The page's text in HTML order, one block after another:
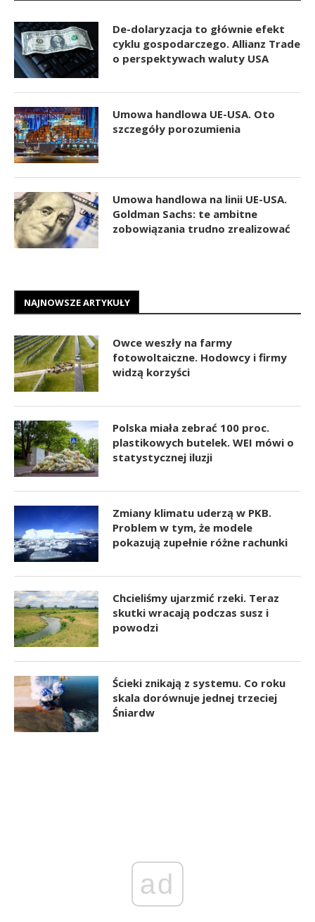
De-dolaryzacja to głównie efekt
cyklu gospodarczego. Allianz Trade
o perspektywach waluty USA
Umowa handlowa UE-USA. Oto
szczegóły porozumienia
Umowa handlowa na linii UE-USA.
Goldman Sachs: te ambitne
zobowiązania trudno zrealizować
NAJNOWSZE ARTYKUŁY
Owce weszły na farmy
fotowoltaiczne. Hodowcy i firmy
widzą korzyści
Polska miała zebrać 100 proc.
plastikowych butelek. WEI mówi o
statystycznej iluzji
Zmiany klimatu uderzą w PKB.
Problem w tym, że modele
pokazują zupełnie różne rachunki
Chcieliśmy ujarzmić rzeki. Teraz
skutki wracają podczas susz i
powodzi
Ścieki znikają z systemu. Co roku
skala dorównuje jednej trzeciej
Śniardw
ad